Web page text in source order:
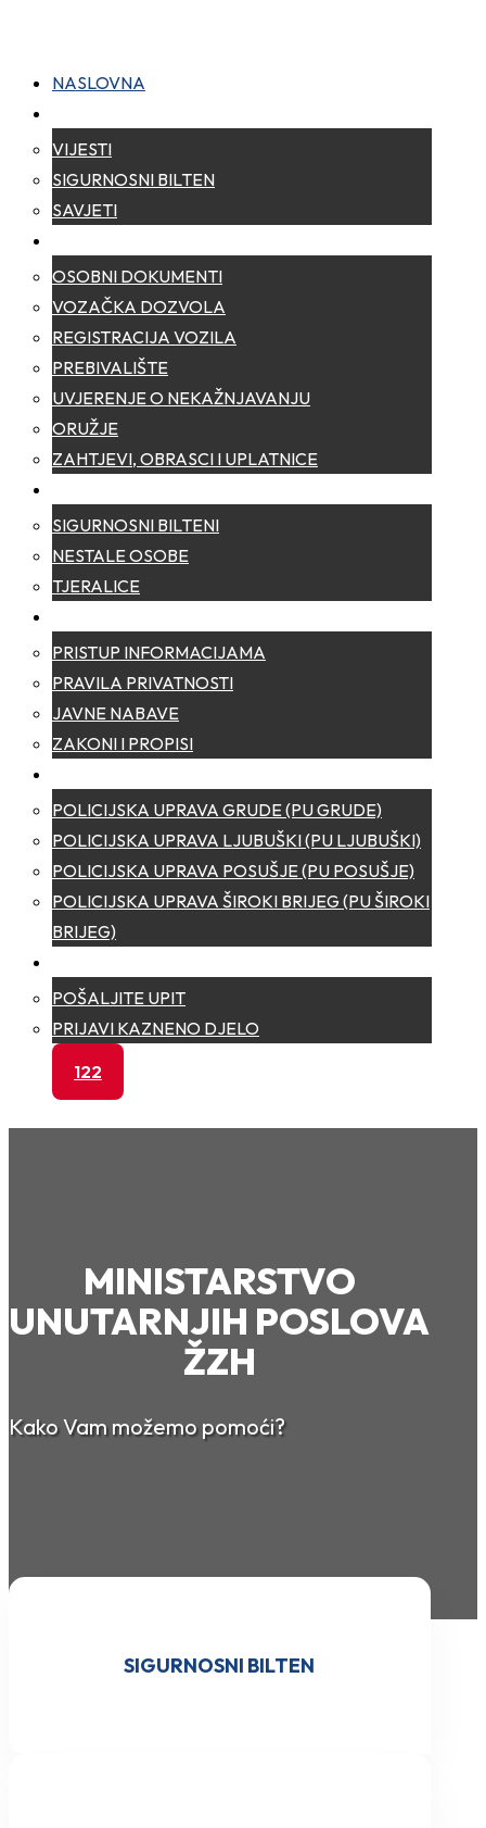
NASLOVNA
VIJESTI
SIGURNOSNI BILTEN
SAVJETI
OSOBNI DOKUMENTI
VOZAČKA DOZVOLA
REGISTRACIJA VOZILA
PREBIVALIŠTE
UVJERENJE O NEKAŽNJAVANJU
ORUŽJE
ZAHTJEVI, OBRASCI I UPLATNICE
SIGURNOSNI BILTENI
NESTALE OSOBE
TJERALICE
PRISTUP INFORMACIJAMA
PRAVILA PRIVATNOSTI
JAVNE NABAVE
ZAKONI I PROPISI
POLICIJSKA UPRAVA GRUDE (PU GRUDE)
POLICIJSKA UPRAVA LJUBUŠKI (PU LJUBUŠKI)
POLICIJSKA UPRAVA POSUŠJE (PU POSUŠJE)
POLICIJSKA UPRAVA ŠIROKI BRIJEG (PU ŠIROKI
BRIJEG)
POŠALJITE UPIT
PRIJAVI KAZNENO DJELO
122
MINISTARSTVO
UNUTARNJIH POSLOVA
ŽZH
Kako Vam možemo pomoći?
SIGURNOSNI BILTEN